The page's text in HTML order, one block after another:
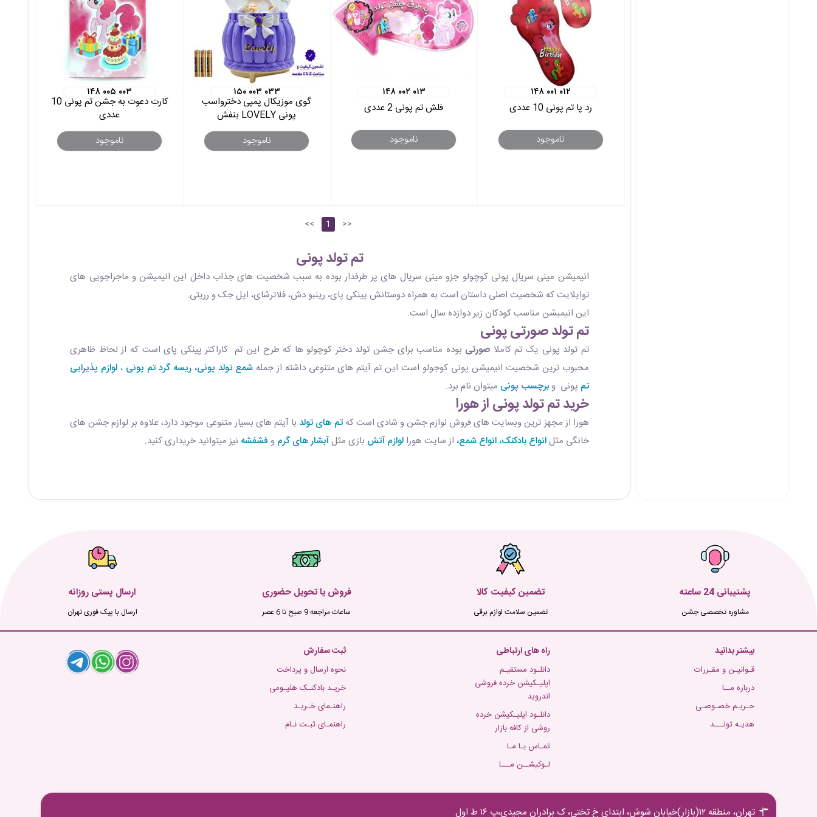
۱۴۸ ۰۰۱ ۰۱۲
رد پا تم پونی 10 عددی
ناموجود
۱۴۸ ۰۰۲ ۰۱۳
فلش تم پونی 2 عددی
ناموجود
۱۵۰ ۰۰۳ ۰۳۳
گوی موزیکال پمپی دخترواسب
پونی LOVELY بنفش
ناموجود
۱۴۸ ۰۰۵ ۰۰۳
کارت دعوت به جشن تم پونی 10
عددی
ناموجود
<< 1 >>
تم تولد پونی
انیمیشن مینی سریال پونی کوچولو جزو مینی سریال های پر طرفدار بوده به سبب شخصیت های جذاب داخل این انیمیشن و ماجراجویی های
توایلایت که شخصیت اصلی داستان است به همراه دوستانش پینکی پای، رینبو دش، فلاترشای، اپل جک و رریتی.
این انیمیشن مناسب کودکان زیر دوازده سال است.
تم تولد صورتی پونی
تم تولد پونی یک تم کاملا صورتی بوده مناسب برای جشن تولد دختر کوچولو ها که طرح این تم کاراکتر پینکی پای است که از لحاظ ظاهری
محبوب ترین شخصیت انیمیشن پونی کوجولو است این تم آیتم های متنوعی داشته از جملهشمع تولد پونی، ریسه گرد تم پونی ، لوازم پذیرایی
تم پونی وبرچسب پونی میتوان نام برد.
خرید تم تولد پونی از هورا
هورا از مجهز ترین وبسایت های فروش لوازم جشن و شادی است کهتم های تولدبا آیتم های بسیار متنوعی موجود دارد، علاوه بر لوازم جشن های
خانگی مثلانواع بادکنک، انواع شمع، از سایت هورالوازم آتش بازی مثلآبشار های گرم و فشفشه نیز میتوانید خریداری کنید.
پشتیبانی 24 ساعته
مشاوره تخصصی جشن
تضمین کیفیت کالا
تضمین سلامت لوازم برقی
فروش یا تحویل حضوری
ساعات مراجعه 9 صبح تا 6 عصر
ارسال پستی روزانه
ارسال با پیک فوری تهران
بیشتر بدانید
قـوانیـن و مقـررات
درباره مــا
حـریـم خصـوصـی
هدیـه تولـــد
راه های ارتباطی
دانلـود مستقیـم
اپلیـکیشن خرده فروشی
اندروید
دانلـود اپلیـکیشن خرده
روشی از کافه بازار
تمـاس بـا مـا
لـوکیشــن مـــا
ثبت سفارش
نحوه ارسال و پرداخت
خریـد بادکنـک هلیـومی
راهنـمای خـریـد
راهنمـای ثبـت نـام
تهران، منطقه ۱۲(بازار)خیابان شوش، ابتدای خ تختی، ک برادران مجیدی،پ ۱۶ ط اول